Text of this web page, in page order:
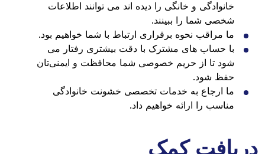
خانوادگی و خانگی را دیده اند می توانند اطلاعات
شخصی شما را ببینند.
ما مراقب نحوه برقراری ارتباط با شما خواهیم بود.
با حساب های مشترک با دقت بیشتری رفتار می
شود تا از حریم خصوصی شما محافظت و ایمنی‌تان
حفظ شود.
ما ارجاع به خدمات تخصصی خشونت خانوادگی
مناسب را ارائه خواهیم داد.
دریافت کمک